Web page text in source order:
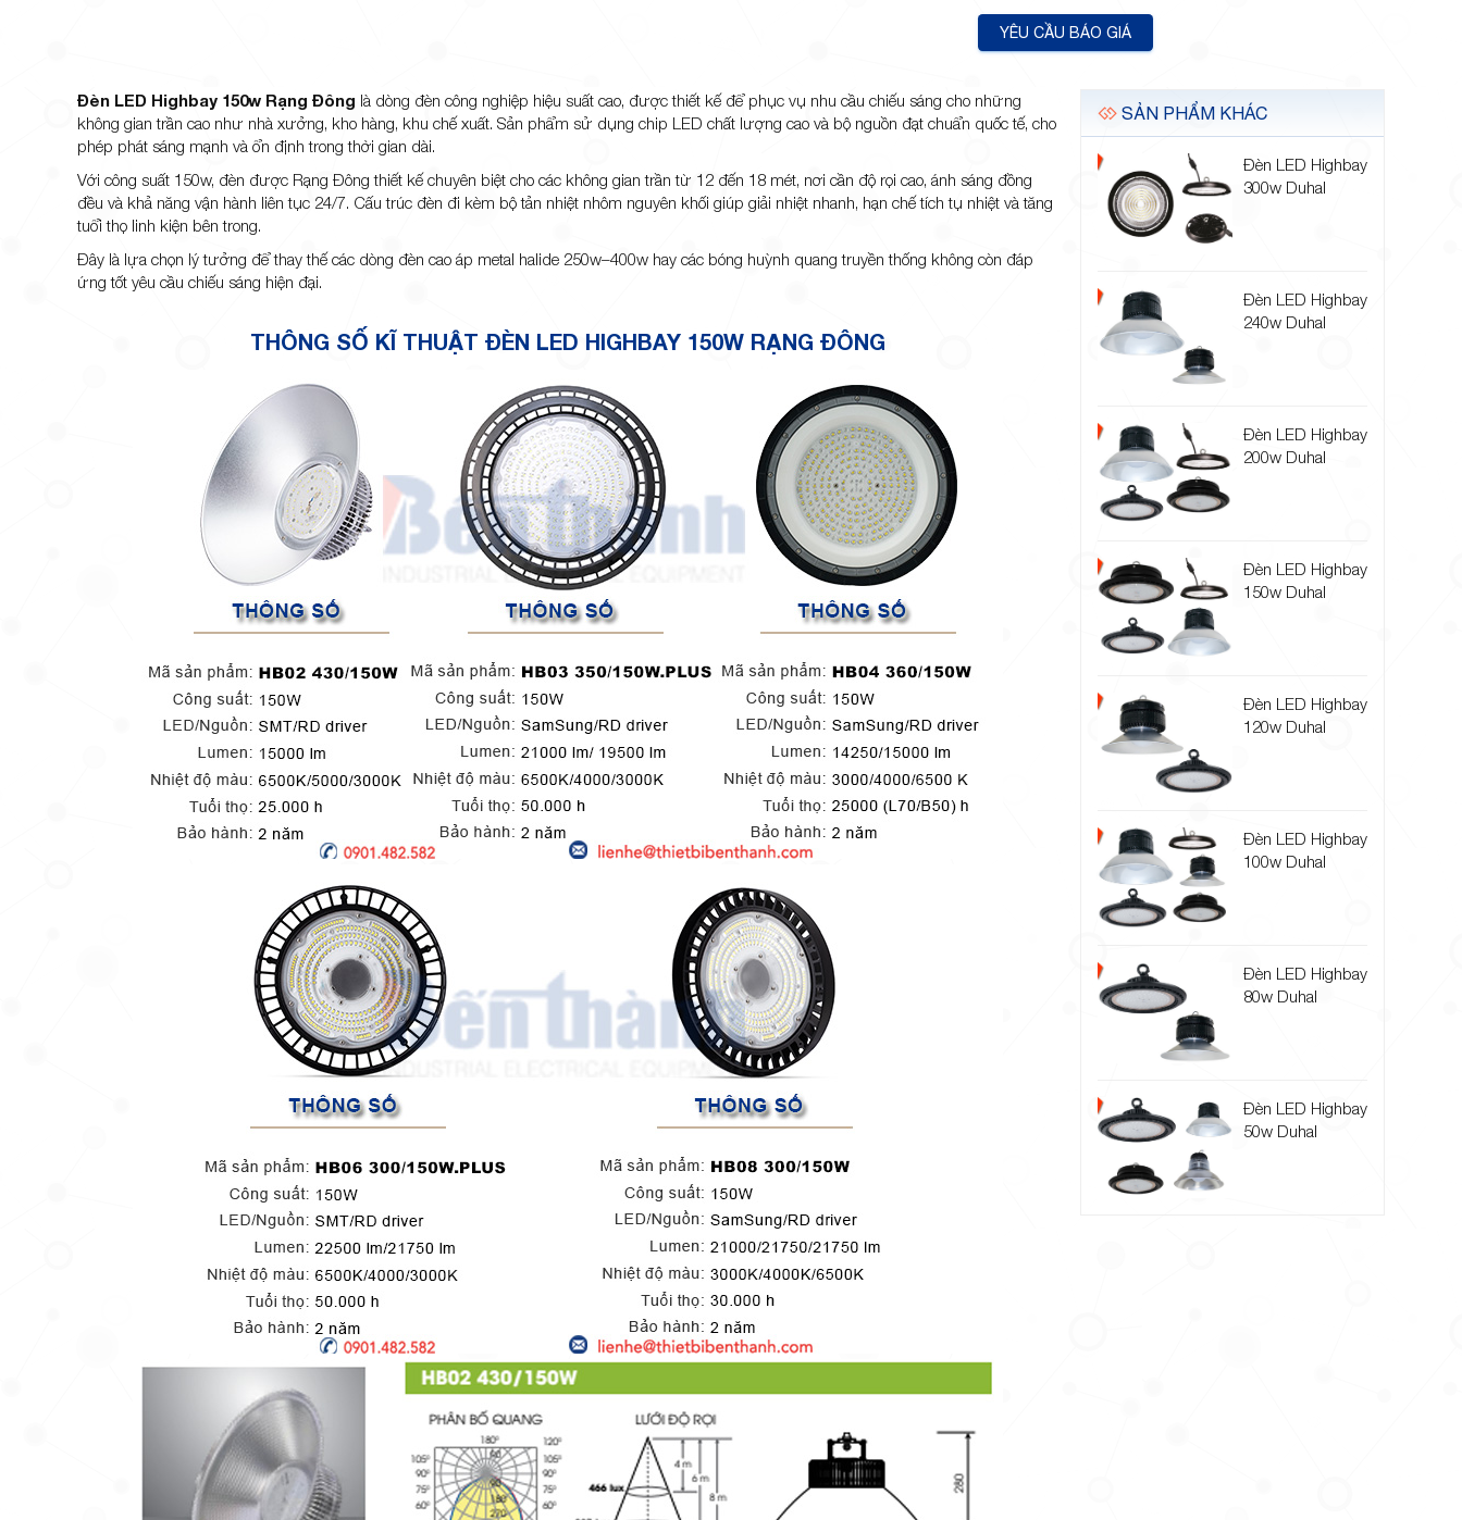
YÊU CẦU BÁO GIÁ
Đèn LED Highbay 150w Rạng Đông là dòng đèn công nghiệp hiệu suất cao, được thiết kế để phục vụ nhu cầu chiếu sáng cho những
không gian trần cao như nhà xưởng, kho hàng, khu chế xuất. Sản phẩm sử dụng chip LED chất lượng cao và bộ nguồn đạt chuẩn quốc tế, cho
phép phát sáng mạnh và ổn định trong thời gian dài.
Với công suất 150w, đèn được Rạng Đông thiết kế chuyên biệt cho các không gian trần từ 12 đến 18 mét, nơi cần độ rọi cao, ánh sáng đồng
đều và khả năng vận hành liên tục 24/7. Cấu trúc đèn đi kèm bộ tản nhiệt nhôm nguyên khối giúp giải nhiệt nhanh, hạn chế tích tụ nhiệt và tăng
tuổi thọ linh kiện bên trong.
Đây là lựa chọn lý tưởng để thay thế các dòng đèn cao áp metal halide 250w–400w hay các bóng huỳnh quang truyền thống không còn đáp
ứng tốt yêu cầu chiếu sáng hiện đại.
THÔNG SỐ KĨ THUẬT ĐÈN LED HIGHBAY 150W RẠNG ĐÔNG
SẢN PHẨM KHÁC
Đèn LED Highbay
300w Duhal
Đèn LED Highbay
240w Duhal
Đèn LED Highbay
200w Duhal
Đèn LED Highbay
150w Duhal
Đèn LED Highbay
120w Duhal
Đèn LED Highbay
100w Duhal
Đèn LED Highbay
80w Duhal
Đèn LED Highbay
50w Duhal